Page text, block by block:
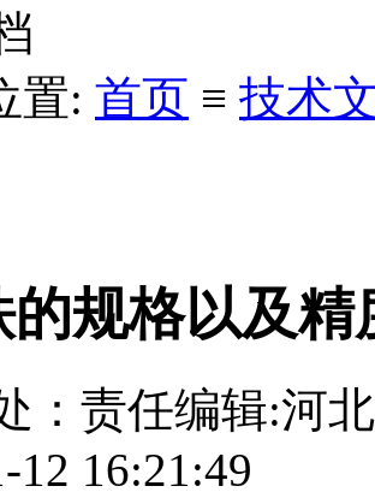
置: 首页 ≡ 技术
的规格以及精
： 责任编辑:河
12 16:21:49